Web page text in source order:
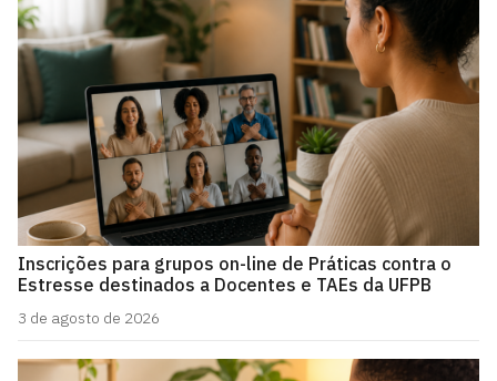
Inscrições para grupos on-line de Práticas contra o
Estresse destinados a Docentes e TAEs da UFPB
3 de agosto de 2026